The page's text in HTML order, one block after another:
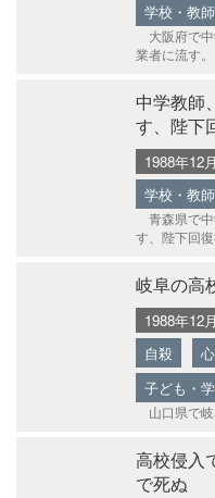
学校・教師
大阪府で中
業者に流す。
中学教師
す、陛下
1988年12
学校・教師
青森県で
す、陛下回復
岐阜の高
1988年12
自殺
子ども・
山口県で岐
高校侵入
で死ぬ